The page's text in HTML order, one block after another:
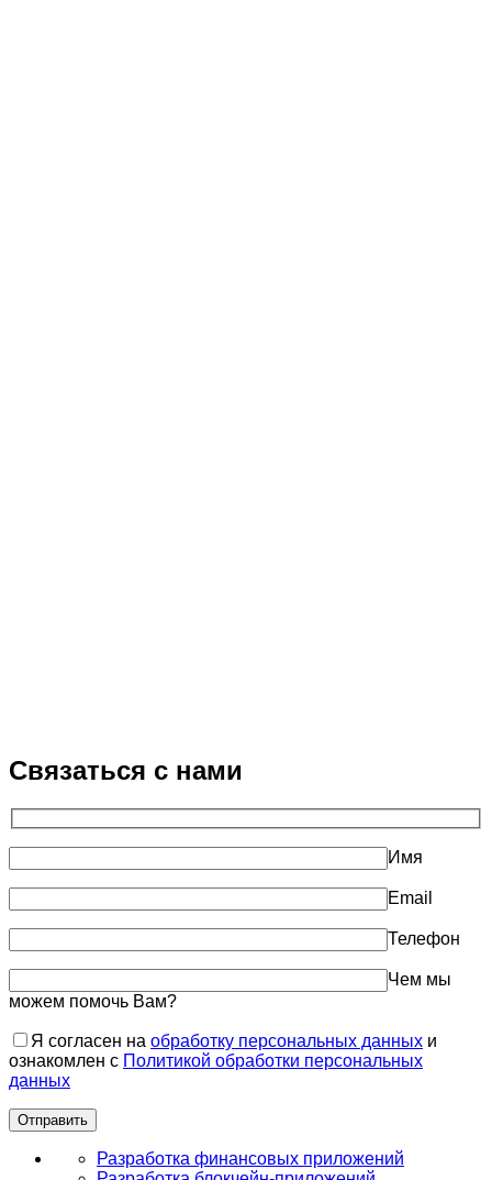
Связаться с нами
Имя
Email
Телефон
Чем мы
можем помочь Вам?
Я согласен на обработку персональных данных и
ознакомлен с Политикой обработки персональных
данных
Разработка финансовых приложений